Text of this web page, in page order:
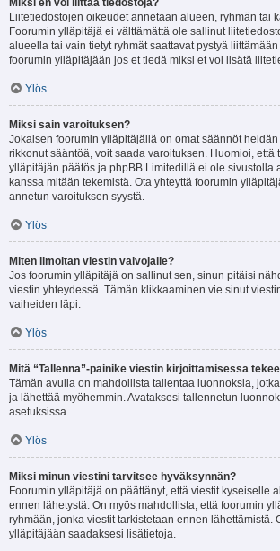
Miksi en voi liittää tiedostoja?
Liitetiedostojen oikeudet annetaan alueen, ryhmän tai
Foorumin ylläpitäjä ei välttämättä ole sallinut
alueella tai vain tietyt ryhmät saattavat pystyä
foorumin ylläpitäjään jos et tiedä miksi et voi lisätä
Ylös
Miksi sain varoituksen?
Jokaisen foorumin ylläpitäjällä on omat säännöt
rikkonut sääntöä, voit saada varoituksen. Huomioi, että
ylläpitäjän päätös ja phpBB Limitedillä ei ole sivustolla
kanssa mitään tekemistä. Ota yhteyttä foorumin
annetun varoituksen syystä.
Ylös
Miten ilmoitan viestin valvojalle?
Jos foorumin ylläpitäjä on sallinut sen, sinun pitäisi
viestin yhteydessä. Tämän klikkaaminen vie sinut
vaiheiden läpi.
Ylös
Mitä “Tallenna”-painike viestin kirjoittamisessa
Tämän avulla on mahdollista tallentaa luonnoksia,
ja lähettää myöhemmin. Avataksesi tallennetun
asetuksissa.
Ylös
Miksi minun viestini tarvitsee hyväksynnän?
Foorumin ylläpitäjä on päättänyt, että viestit kyseiselle
ennen lähetystä. On myös mahdollista, että foorumin
ryhmään, jonka viestit tarkistetaan ennen lähettämistä.
ylläpitäjään saadaksesi lisätietoja.